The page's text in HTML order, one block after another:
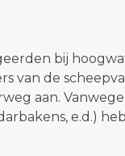
bij
van de
aan.
e.d.)